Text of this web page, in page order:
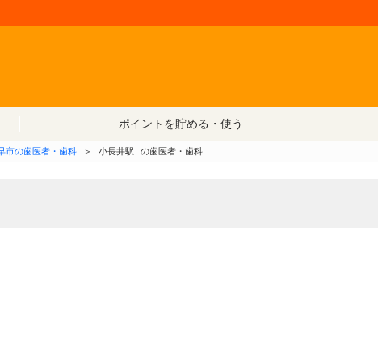
ポイントを貯める・使う
市の歯医者・歯科 ＞ 小長井駅 の歯医者・歯科